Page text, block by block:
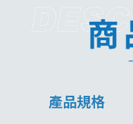
產品規格